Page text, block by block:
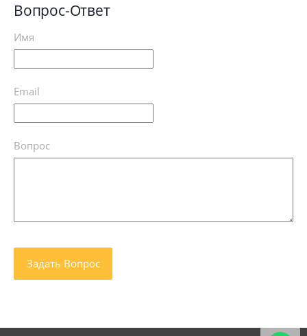
Вопрос-Ответ
Имя
Email
Вопрос